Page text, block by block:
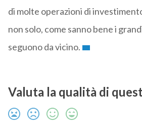
di molte operazioni di
non solo, come sanno bene i
seguono da vicino.
Valuta la qualità di